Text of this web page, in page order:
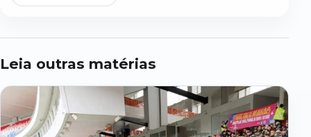
Leia outras matérias